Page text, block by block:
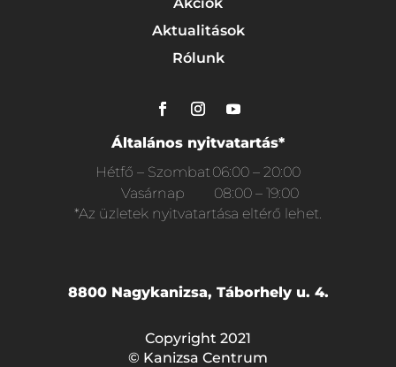
Aktualitások
Rólunk
Általános nyitvatartás*
Hétfő – Szombat 06:00 – 20:00
Vasárnap
08:00 – 19:00
*Az üzletek nyitvatartása eltérő lehet.
8800 Nagykanizsa, Táborhely u. 4.
Copyright 2021
© Kanizsa Centrum